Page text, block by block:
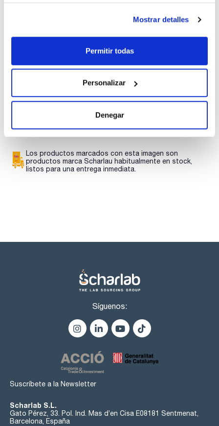
Mostrar detalles
Permitir todas
Personalizar
Denegar
Documentación técnica
TDS / Ficha técnica
COA
Regístrate para
SDS/ Hoja de seguridad
Los productos marcados con esta imagen son
productos marca Scharlau habitualmente en stock,
listos para una entrega inmediata.
Síguenos:
Suscríbete a la Newsletter
Scharlab S.L.
Gato Pérez, 33. Pol. Ind. Mas d’en Cisa E08181 Sentmenat,
Barcelona, España